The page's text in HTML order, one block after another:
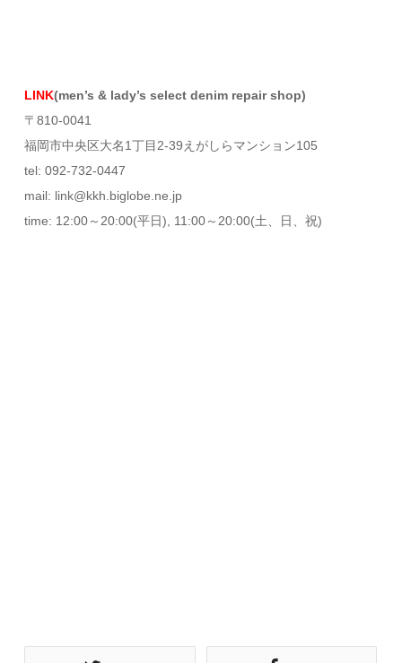
LINK(men’s & lady’s select denim repair shop)
〒810-0041
福岡市中央区大名1丁目2-39えがしらマンション105
tel: 092-732-0447
mail: link@kkh.biglobe.ne.jp
time: 12:00～20:00(平日), 11:00～20:00(土、日、祝)